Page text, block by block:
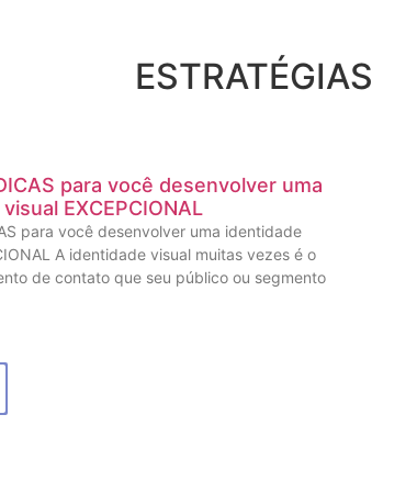
ESTRATÉGIAS
para você desenvolver uma
EXCEPCIONAL
para você desenvolver uma identidade
A identidade visual muitas vezes é o
de contato que seu público ou segmento